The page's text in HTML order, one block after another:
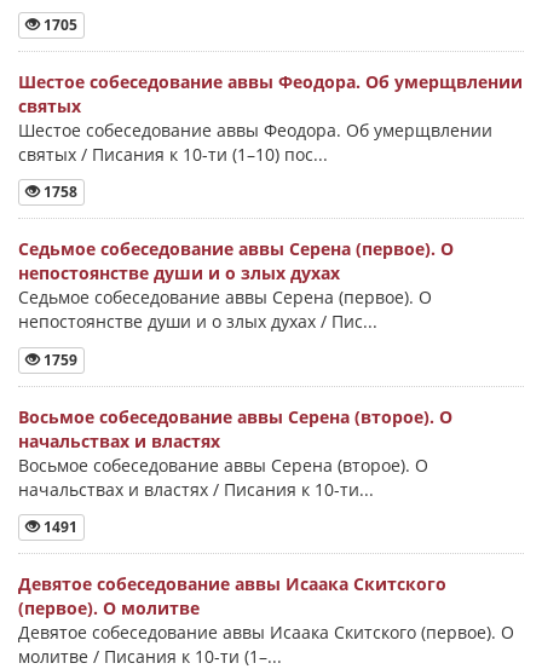
1705
Шестое собеседование аввы Феодора. Об умерщвлении
святых
Шестое собеседование аввы Феодора. Об умерщвлении
святых / Писания к 10-ти (1–10) пос...
1758
Седьмое собеседование аввы Серена (первое). О
непостоянстве души и о злых духах
Седьмое собеседование аввы Серена (первое). О
непостоянстве души и о злых духах / Пис...
1759
Восьмое собеседование аввы Серена (второе). О
начальствах и властях
Восьмое собеседование аввы Серена (второе). О
начальствах и властях / Писания к 10-ти...
1491
Девятое собеседование аввы Исаака Скитского
(первое). О молитве
Девятое собеседование аввы Исаака Скитского (первое). О
молитве / Писания к 10-ти (1–...